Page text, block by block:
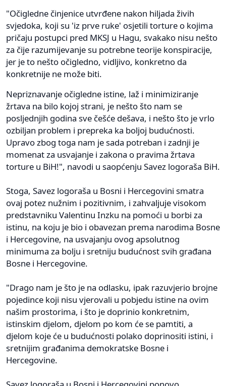
"Očigledne činjenice utvrđene nakon hiljada živih
svjedoka, koji su 'iz prve ruke' osjetili torture o kojima
pričaju postupci pred MKSJ u Hagu, svakako nisu nešto
za čije razumijevanje su potrebne teorije konspiracije,
jer je to nešto očigledno, vidljivo, konkretno da
konkretnije ne može biti.
Nepriznavanje očigledne istine, laž i minimiziranje
žrtava na bilo kojoj strani, je nešto što nam se
posljednjih godina sve češće dešava, i nešto što je vrlo
ozbiljan problem i prepreka ka boljoj budućnosti.
Upravo zbog toga nam je sada potreban i zadnji je
momenat za usvajanje i zakona o pravima žrtava
torture u BiH!", navodi u saopćenju Savez logoraša BiH.
Stoga, Savez logoraša u Bosni i Hercegovini smatra
ovaj potez nužnim i pozitivnim, i zahvaljuje visokom
predstavniku Valentinu Inzku na pomoći u borbi za
istinu, na koju je bio i obavezan prema narodima Bosne
i Hercegovine, na usvajanju ovog apsolutnog
minimuma za bolju i sretniju budućnost svih građana
Bosne i Hercegovine.
"Drago nam je što je na odlasku, ipak razuvjerio brojne
pojedince koji nisu vjerovali u pobjedu istine na ovim
našim prostorima, i što je doprinio konkretnim,
istinskim djelom, djelom po kom će se pamtiti, a
djelom koje će u budućnosti polako doprinositi istini, i
sretnijim građanima demokratske Bosne i
Hercegovine.